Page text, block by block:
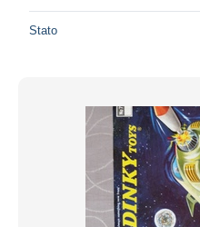
Stato